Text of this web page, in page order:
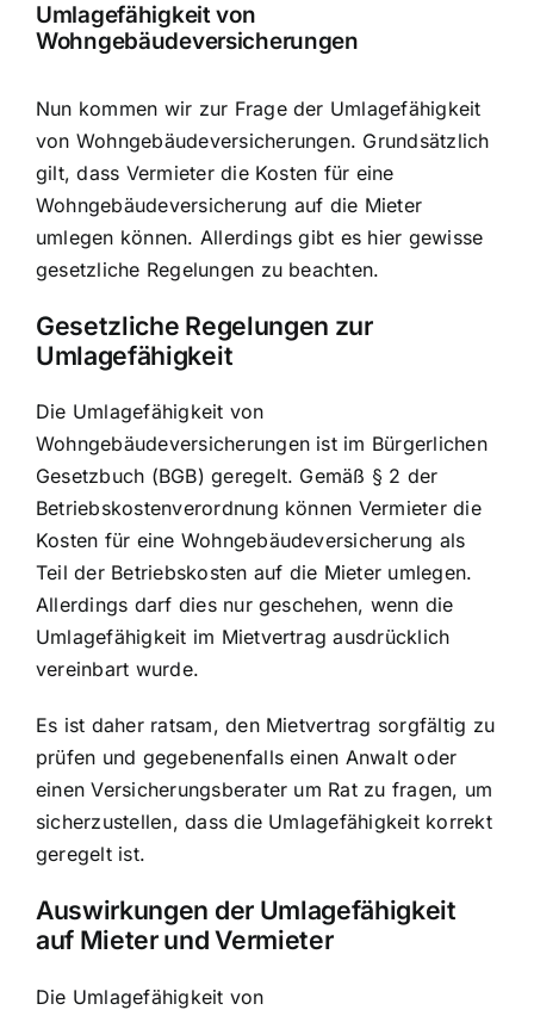
Umlagefähigkeit von
Wohngebäudeversicherungen
Nun kommen wir zur Frage der Umlagefähigkeit
von Wohngebäudeversicherungen. Grundsätzlich
gilt, dass Vermieter die Kosten für eine
Wohngebäudeversicherung auf die Mieter
umlegen können. Allerdings gibt es hier gewisse
gesetzliche Regelungen zu beachten.
Gesetzliche Regelungen zur
Umlagefähigkeit
Die Umlagefähigkeit von
Wohngebäudeversicherungen ist im Bürgerlichen
Gesetzbuch (BGB) geregelt. Gemäß § 2 der
Betriebskostenverordnung können Vermieter die
Kosten für eine Wohngebäudeversicherung als
Teil der Betriebskosten auf die Mieter umlegen.
Allerdings darf dies nur geschehen, wenn die
Umlagefähigkeit im Mietvertrag ausdrücklich
vereinbart wurde.
Es ist daher ratsam, den Mietvertrag sorgfältig zu
prüfen und gegebenenfalls einen Anwalt oder
einen Versicherungsberater um Rat zu fragen, um
sicherzustellen, dass die Umlagefähigkeit korrekt
geregelt ist.
Auswirkungen der Umlagefähigkeit
auf Mieter und Vermieter
Die Umlagefähigkeit von